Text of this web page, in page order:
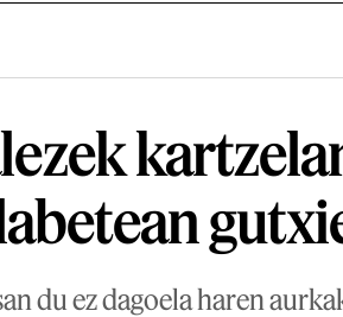
du ez dagoela haren